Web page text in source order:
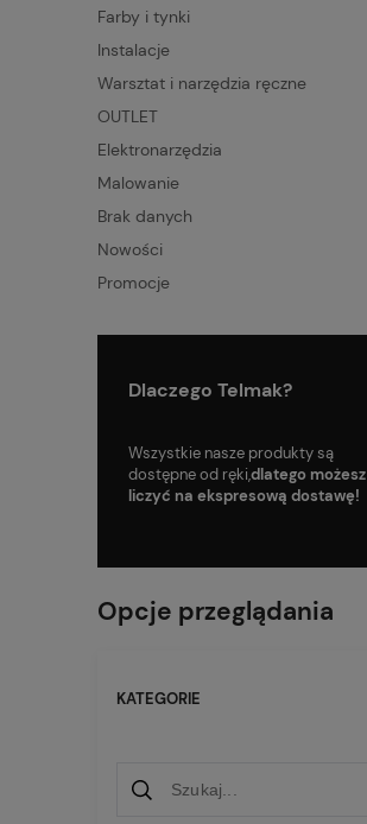
Farby i tynki
Instalacje
Warsztat i narzędzia ręczne
OUTLET
Elektronarzędzia
Malowanie
Brak danych
Nowości
Promocje
Dlaczego Telmak?
Wszystkie nasze produkty są
dostępne od ręki,dlatego możesz
liczyć na ekspresową dostawę!
Opcje przeglądania
KATEGORIE